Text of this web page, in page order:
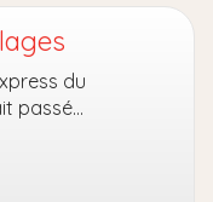
du
passé…